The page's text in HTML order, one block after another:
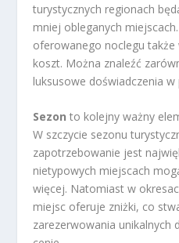
turystycznych regionach
mniej obleganych
oferowanego noclegu także
koszt. Można znaleźć
luksusowe doświadczenia w
Sezon to kolejny ważny
W szczycie sezonu
zapotrzebowanie jest
nietypowych miejscach
więcej. Natomiast w
miejsc oferuje zniżki, co
zarezerwowania unikalnych